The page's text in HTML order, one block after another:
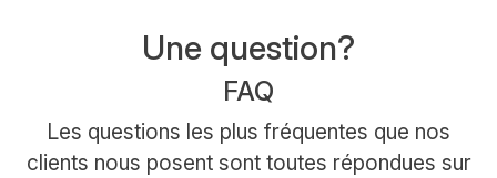
Une question?
FAQ
Les questions les plus fréquentes que nos
clients nous posent sont toutes répondues sur